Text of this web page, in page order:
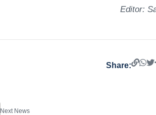
Editor:
Share:
Next News